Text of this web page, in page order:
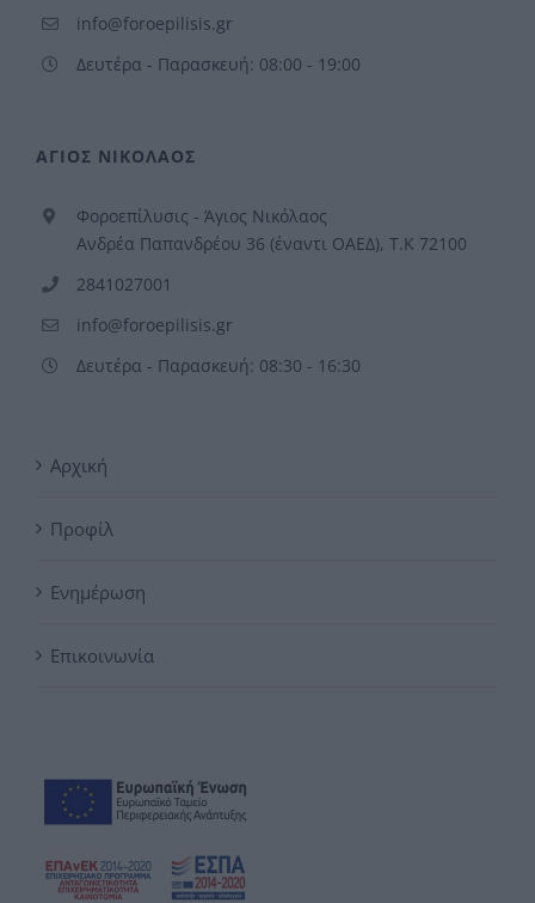
info@foroepilisis.gr
Δευτέρα - Παρασκευή: 08:00 - 19:00
ΑΓΙΟΣ ΝΙΚΟΛΑΟΣ
Φοροεπίλυσις - Άγιος Νικόλαος
Ανδρέα Παπανδρέου 36 (έναντι ΟΑΕΔ), Τ.Κ 72100
2841027001
info@foroepilisis.gr
Δευτέρα - Παρασκευή: 08:30 - 16:30
Αρχική
Προφίλ
Ενημέρωση
Επικοινωνία